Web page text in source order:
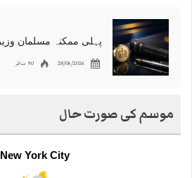
28/06/2026 90 مناظر
موسم کی صورت حال
New York City